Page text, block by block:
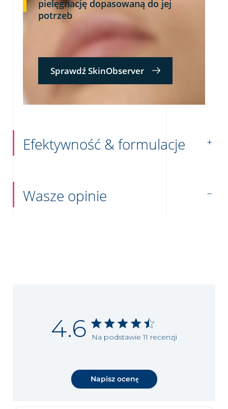
pielęgnację dopasowaną do jej
potrzeb
Sprawdź SkinObserver
Efektywność & formulacje
Wasze opinie
4.6 Na podstawie 11 recenzji
Napisz ocenę